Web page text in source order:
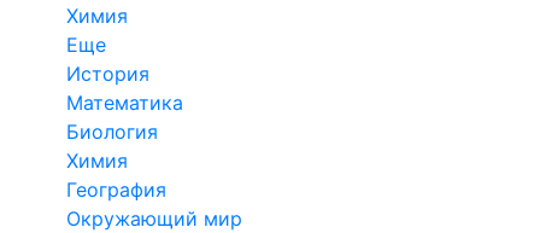
Химия
Еще
История
Математика
Биология
Химия
География
Окружающий мир